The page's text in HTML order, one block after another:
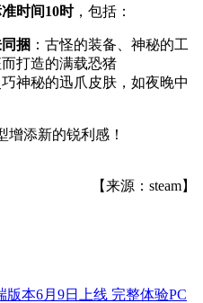
时间10时，包括：
捆 ：古怪的装备、神秘的工
打造的满载恐猪
神秘的迅爪皮肤，如夜晚中
增添新的锐利感！
【来源：steam】